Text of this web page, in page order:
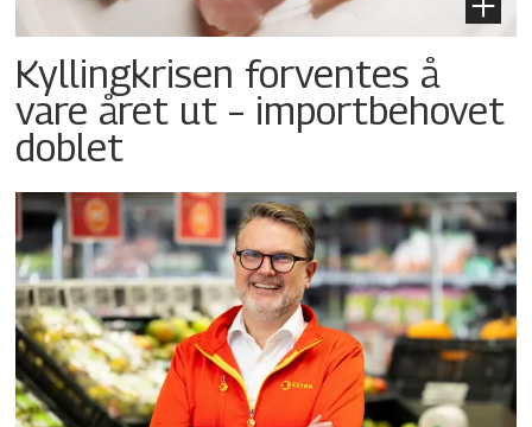
Kyllingkrisen forventes å
vare året ut – importbehovet
doblet